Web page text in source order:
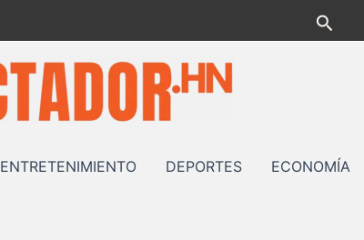
Buscar
ENTRETENIMIENTO DEPORTES ECONOMÍA